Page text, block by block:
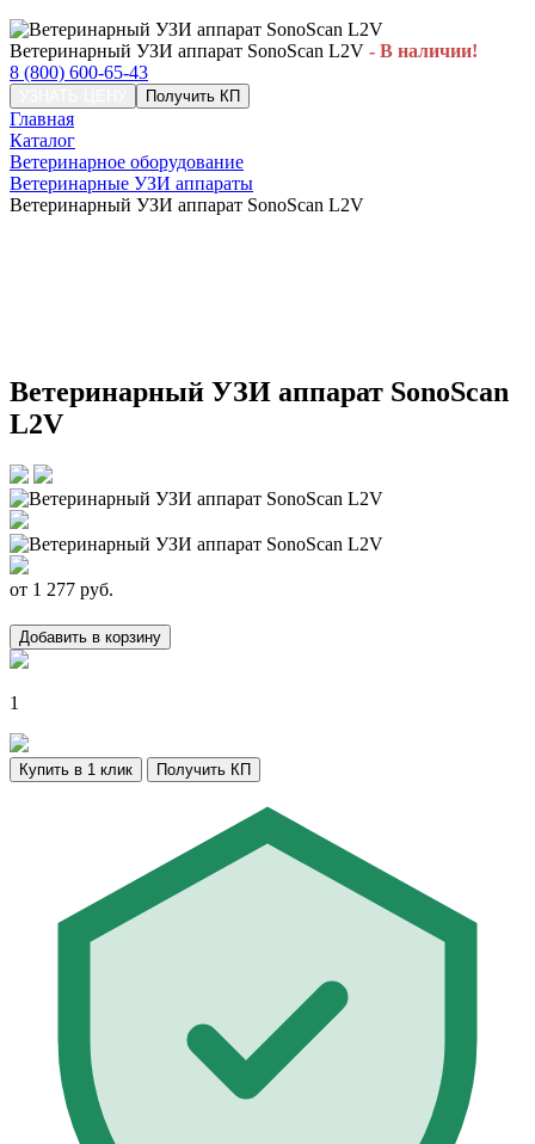
Ветеринарный УЗИ аппарат SonoScan L2V - В наличии!
8 (800) 600-65-43
Получить КП
Главная
Каталог
Ветеринарное оборудование
Ветеринарные УЗИ аппараты
Ветеринарный УЗИ аппарат SonoScan L2V
Ветеринарный УЗИ аппарат SonoScan
L2V
от 1 277 руб.
Добавить в корзину
1
Купить в 1 клик Получить КП